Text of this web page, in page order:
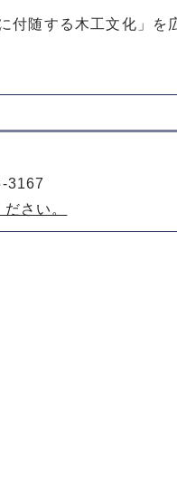
付随する木工文化」
3167
さい。